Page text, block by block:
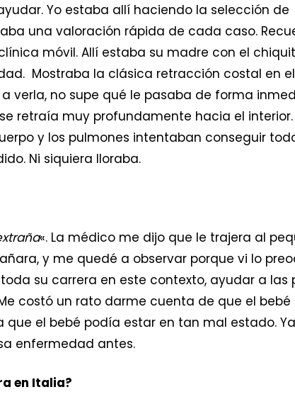
Yo estaba allí haciendo la selección de
una valoración rápida de cada caso.
móvil. Allí estaba su madre con el
Mostraba la clásica retracción costal en
no supe qué le pasaba de forma
retraía muy profundamente hacia el interior.
y los pulmones intentaban conseguir
Ni siquiera lloraba.
«. La médico me dijo que le trajera al
y me quedé a observar porque vi lo
su carrera en este contexto, ayudar a las
costó un rato darme cuenta de que el bebé
el bebé podía estar en tan mal estado.
enfermedad antes.
en Italia?